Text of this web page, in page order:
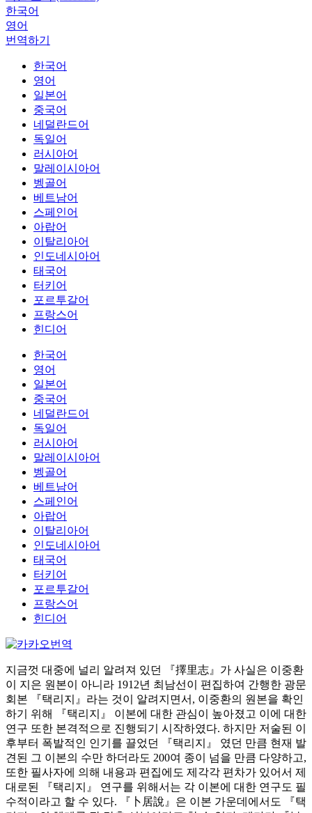
한국어
영어
번역하기
한국어
영어
일본어
중국어
네덜란드어
독일어
러시아어
말레이시아어
벵골어
베트남어
스페인어
아랍어
이탈리아어
인도네시아어
태국어
터키어
포르투갈어
프랑스어
힌디어
한국어
영어
일본어
중국어
네덜란드어
독일어
러시아어
말레이시아어
벵골어
베트남어
스페인어
아랍어
이탈리아어
인도네시아어
태국어
터키어
포르투갈어
프랑스어
힌디어
지금껏 대중에 널리 알려져 있던 『擇里志』가 사실은 이중환
이 지은 원본이 아니라 1912년 최남선이 편집하여 간행한 광문
회본 『택리지』라는 것이 알려지면서, 이중환의 원본을 확인
하기 위해 『택리지』 이본에 대한 관심이 높아졌고 이에 대한
연구 또한 본격적으로 진행되기 시작하였다. 하지만 저술된 이
후부터 폭발적인 인기를 끌었던 『택리지』 였던 만큼 현재 발
견된 그 이본의 수만 하더라도 200여 종이 넘을 만큼 다양하고,
또한 필사자에 의해 내용과 편집에도 제각각 편차가 있어서 제
대로된 『택리지』 연구를 위해서는 각 이본에 대한 연구도 필
수적이라고 할 수 있다. 『卜居說』은 이본 가운데에서도 『택